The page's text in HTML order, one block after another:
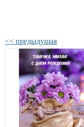
<< предыдущая